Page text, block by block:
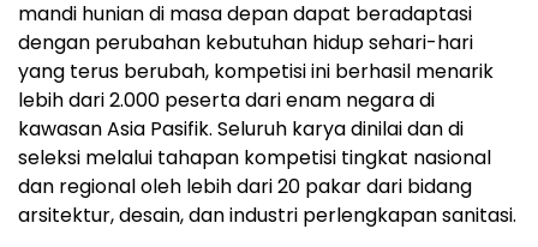
mandi hunian di masa depan dapat beradaptasi
dengan perubahan kebutuhan hidup sehari-hari
yang terus berubah, kompetisi ini berhasil menarik
lebih dari 2.000 peserta dari enam negara di
kawasan Asia Pasifik. Seluruh karya dinilai dan di
seleksi melalui tahapan kompetisi tingkat nasional
dan regional oleh lebih dari 20 pakar dari bidang
arsitektur, desain, dan industri perlengkapan sanitasi.